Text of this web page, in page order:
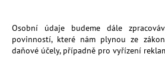
Osobní údaje budeme dále
povinností, které nám plynou ze
daňové účely, případně pro vyřízení